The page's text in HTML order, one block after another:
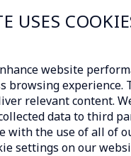
USES
website
browsing experience.
relevant content.
data to third
with the use of all of
settings on our